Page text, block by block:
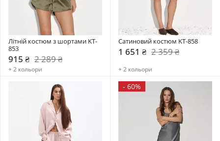
Літній костюм з шортами KT-
853
915 ₴ 2 289 ₴
+ 2 кольори
Сатиновий костюм KT-858
1 651 ₴ 2 359 ₴
+ 2 кольори
- 60%